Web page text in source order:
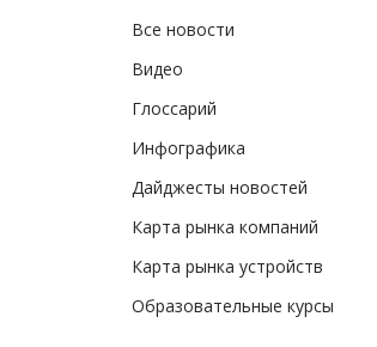
Все новости
Видео
Глоссарий
Инфографика
Дайджесты новостей
Карта рынка компаний
Карта рынка устройств
Образовательные курсы